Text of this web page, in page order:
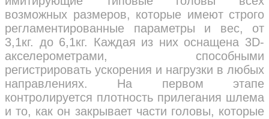
возможных размеров, которые имеют строго
регламентированные параметры и вес, от
3,1кг. до 6,1кг. Каждая из них оснащена 3D-
акселерометрами, способными
регистрировать ускорения и нагрузки в любых
направлениях. На первом этапе
контролируется плотность прилегания шлема
и то, как он закрывает части головы, которые